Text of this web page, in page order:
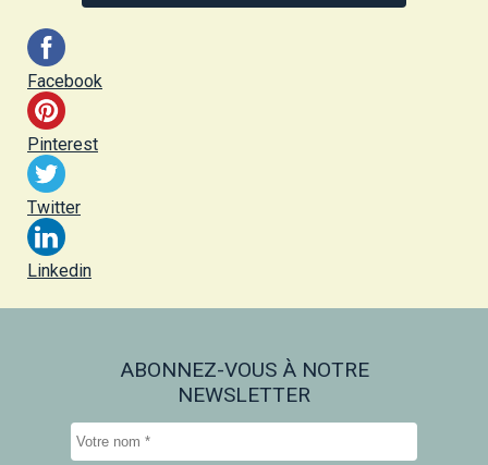
Facebook
Pinterest
Twitter
Linkedin
ABONNEZ-VOUS À NOTRE
NEWSLETTER